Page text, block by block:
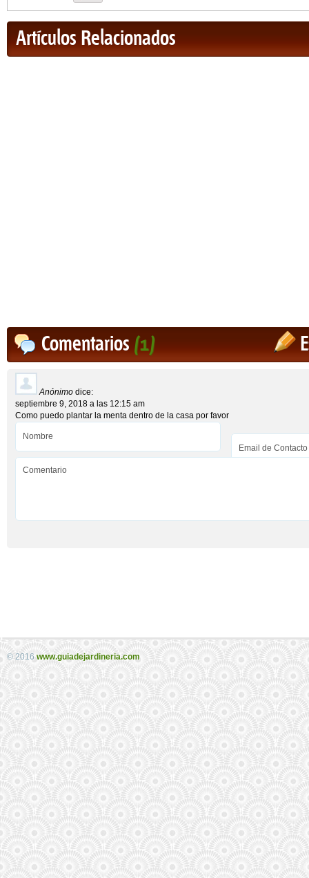
Artículos Relacionados
Comentarios(1)
Anónimo dice:
septiembre 9, 2018 a las 12:15 am
Como puedo plantar la menta dentro de la casa por favor
© 2016 www.guiadejardineria.com